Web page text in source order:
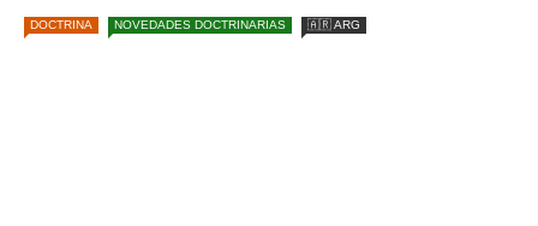
DOCTRINA NOVEDADES DOCTRINARIAS 🇦🇷 ARG